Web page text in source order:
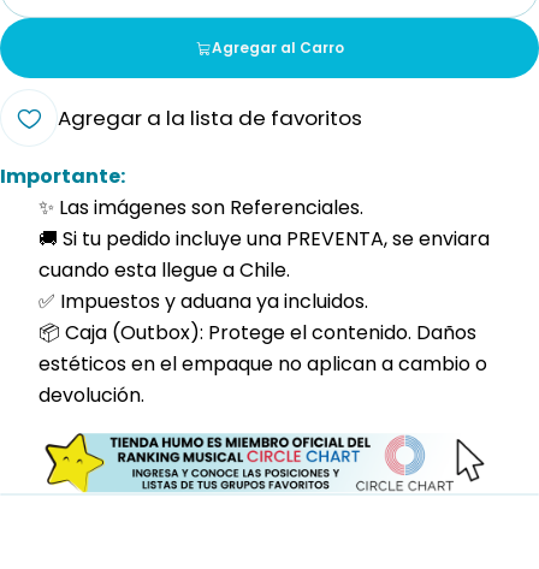
Agregar al Carro
Agregar a la lista de favoritos
Importante:
✨ Las imágenes son Referenciales.
🚚 Si tu pedido incluye una PREVENTA, se enviara
cuando esta llegue a Chile.
✅ Impuestos y aduana ya incluidos.
📦 Caja (Outbox): Protege el contenido. Daños
estéticos en el empaque no aplican a cambio o
devolución.